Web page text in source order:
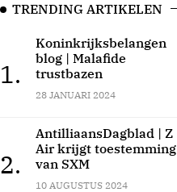
TRENDING ARTIKELEN
1.
Koninkrijksbelangen
blog | Malafide
trustbazen
28 JANUARI 2024
2.
AntilliaansDagblad | Z
Air krijgt toestemming
van SXM
10 AUGUSTUS 2024